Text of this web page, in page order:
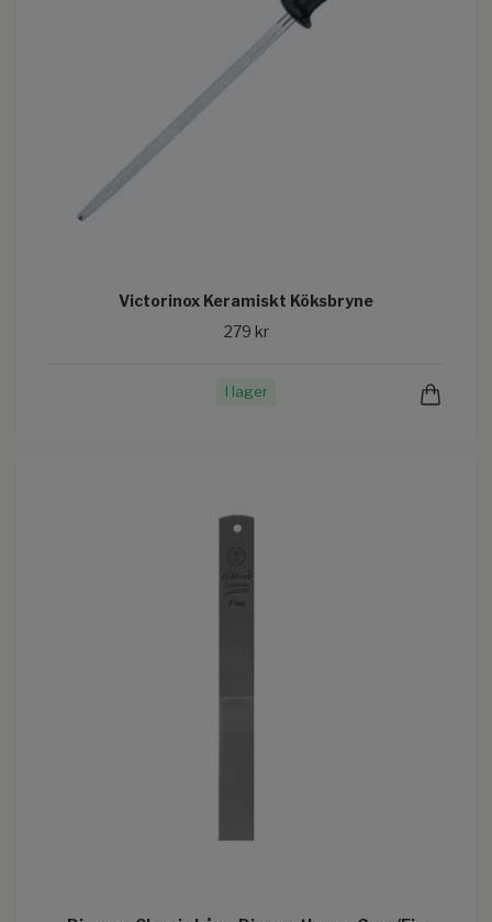
Victorinox Keramiskt Köksbryne
279 kr
I lager